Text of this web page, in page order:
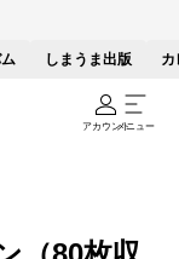
しまうま出版 カ
アカウントメニュー